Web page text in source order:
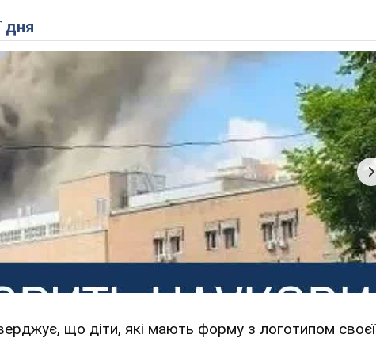
дня
що діти, які мають форму з логотипом своєї